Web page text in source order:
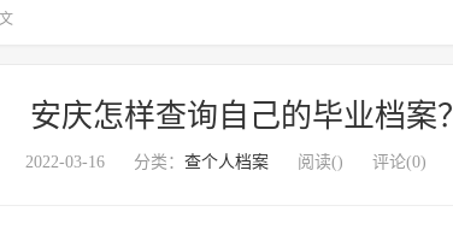
安庆怎样查询自己的毕业档案？
2022-03-16 分类： 查个人档案 阅读() 评论(0)